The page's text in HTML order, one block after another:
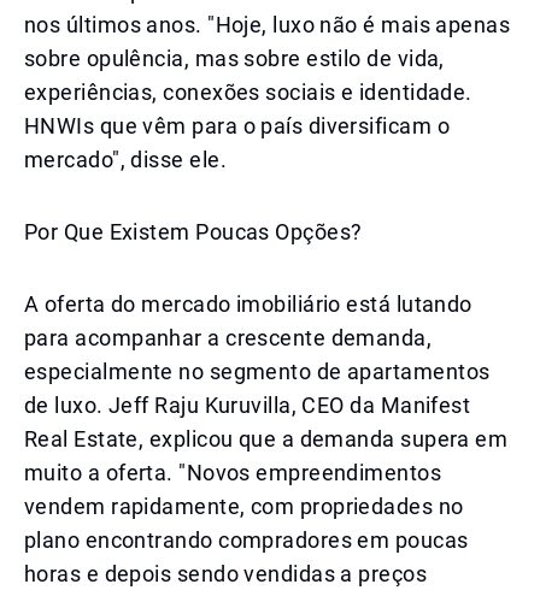
nos últimos anos. "Hoje, luxo não é mais apenas
sobre opulência, mas sobre estilo de vida,
experiências, conexões sociais e identidade.
HNWIs que vêm para o país diversificam o
mercado", disse ele.
Por Que Existem Poucas Opções?
A oferta do mercado imobiliário está lutando
para acompanhar a crescente demanda,
especialmente no segmento de apartamentos
de luxo. Jeff Raju Kuruvilla, CEO da Manifest
Real Estate, explicou que a demanda supera em
muito a oferta. "Novos empreendimentos
vendem rapidamente, com propriedades no
plano encontrando compradores em poucas
horas e depois sendo vendidas a preços